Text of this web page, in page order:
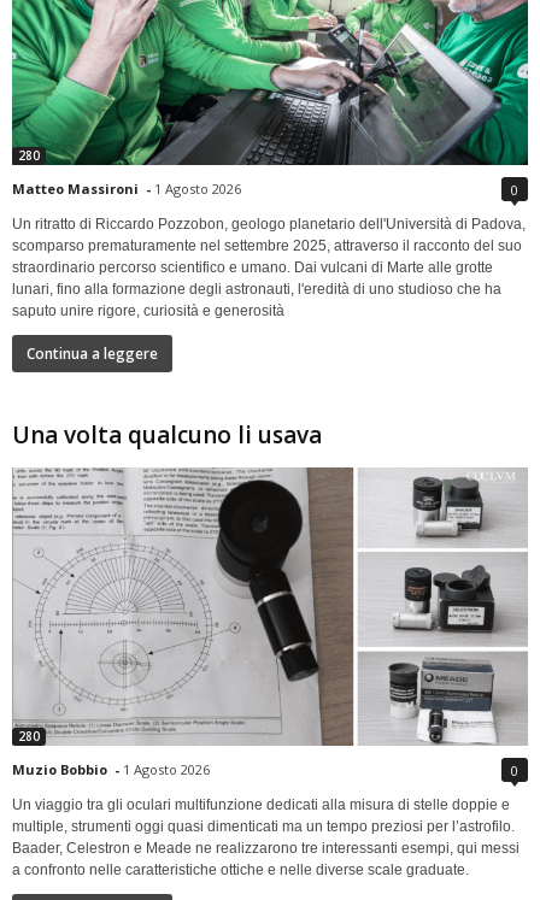
280
Matteo Massironi - 1 Agosto 2026 0
Un ritratto di Riccardo Pozzobon, geologo planetario dell'Università di Padova,
scomparso prematuramente nel settembre 2025, attraverso il racconto del suo
straordinario percorso scientifico e umano. Dai vulcani di Marte alle grotte
lunari, fino alla formazione degli astronauti, l'eredità di uno studioso che ha
saputo unire rigore, curiosità e generosità
Continua a leggere
Una volta qualcuno li usava
280
Muzio Bobbio - 1 Agosto 2026 0
Un viaggio tra gli oculari multifunzione dedicati alla misura di stelle doppie e
multiple, strumenti oggi quasi dimenticati ma un tempo preziosi per l’astrofilo.
Baader, Celestron e Meade ne realizzarono tre interessanti esempi, qui messi
a confronto nelle caratteristiche ottiche e nelle diverse scale graduate.